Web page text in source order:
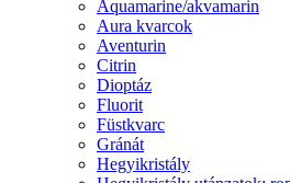
Aquamarine/akvamarin
Aura kvarcok
Aventurin
Citrin
Dioptáz
Fluorit
Füstkvarc
Gránát
Hegyikristály